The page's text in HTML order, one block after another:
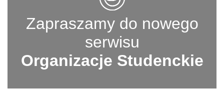
Zapraszamy do nowego
serwisu
Organizacje Studenckie